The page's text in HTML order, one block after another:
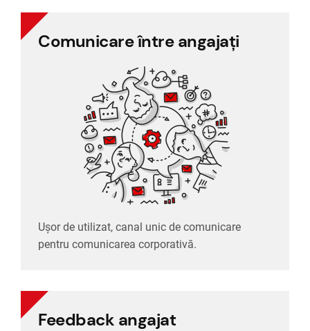
Comunicare între angajați
Ușor de utilizat, canal unic de comunicare
pentru comunicarea corporativă.
Comunicare între angajați
Ușor de utilizat, canal unic de comunicare
pentru comunicarea corporativă.
Feedback angajat